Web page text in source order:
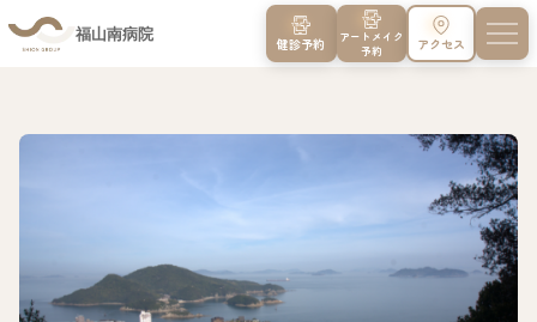
福山南病院
健診予約
アートメイク
予約
アクセス